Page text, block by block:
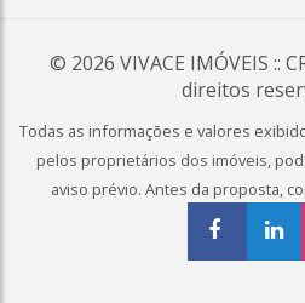
© 2026 VIVACE IMÓVEIS ::
direitos
Todas as informações e valores
pelos proprietários dos imóveis,
aviso prévio. Antes da proposta,